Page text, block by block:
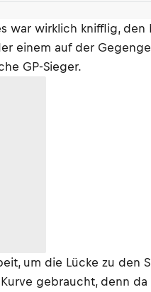
war wirklich knifflig,
einem auf der
GP-Sieger.
um die Lücke zu den
gebraucht, denn